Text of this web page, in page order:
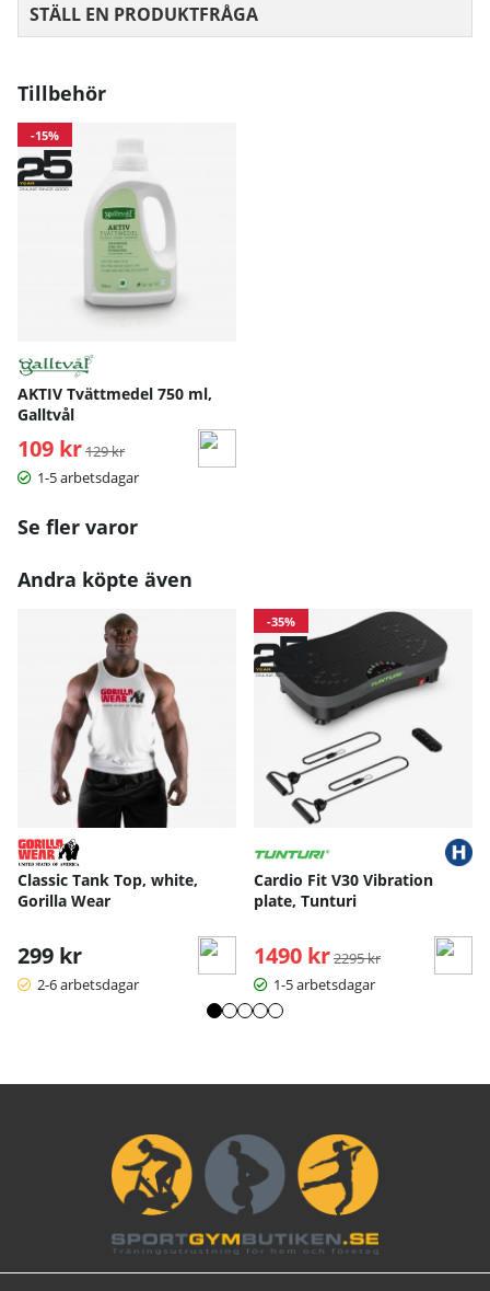
STÄLL EN PRODUKTFRÅGA
Tillbehör
-15%
AKTIV Tvättmedel 750 ml,
Galltvål
109 kr Ordinarie pris:
129 kr
1-5 arbetsdagar
Se fler varor
Andra köpte även
Classic Tank Top, white,
Gorilla Wear
299 kr
2-6 arbetsdagar
-35%
Cardio Fit V30 Vibration
plate, Tunturi
1490 kr Ordinarie pris:
2295 kr
1-5 arbetsdagar